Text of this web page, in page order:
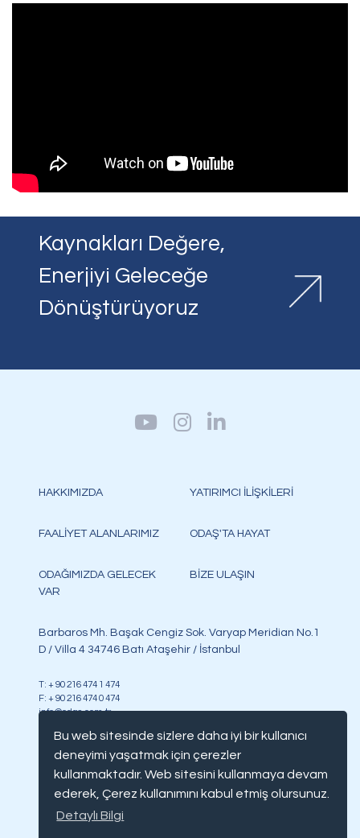
Bu web sitesinde sizlere daha iyi bir kullanıcı
deneyimi yaşatmak için çerezler
kullanmaktadır. Web sitesini kullanmaya devam
ederek, Çerez kullanımını kabul etmiş olursunuz.
Detaylı Bilgi
Kaynakları Değere,
Enerjiyi Geleceğe
Dönüştürüyoruz
HAKKIMIZDA
FAALİYET ALANLARIMIZ
ODAĞIMIZDA GELECEK
VAR
YATIRIMCI İLİŞKİLERİ
ODAŞ'TA HAYAT
BİZE ULAŞIN
Barbaros Mh. Başak Cengiz Sok. Varyap Meridian No.1
D / Villa 4 34746 Batı Ataşehir / İstanbul
T: + 90 216 474 1 474
F: + 90 216 474 0 474
info@odas.com.tr
Copyright @ Odaş, tüm hakları saklıdır